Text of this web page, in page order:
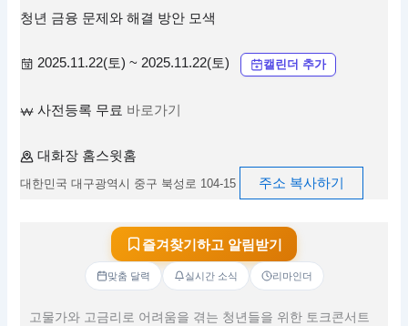
청년 금융 문제와 해결 방안 모색
2025.11.22(토) ~ 2025.11.22(토) 캘린더 추가
사전등록 무료 바로가기
대화장 홈스윗홈
대한민국 대구광역시 중구 북성로 104-15 주소 복사하기
즐겨찾기하고 알림받기
맞춤 달력 실시간 소식 리마인더
고물가와 고금리로 어려움을 겪는 청년들을 위한 토크콘서트